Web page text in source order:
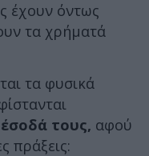
έχουν όντως
τα χρήματά
τα φυσικά
τους, αφού
πράξεις: